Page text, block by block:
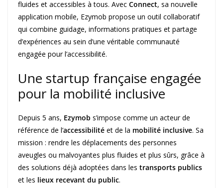
fluides et accessibles à tous. Avec Connect, sa nouvelle
application mobile, Ezymob propose un outil collaboratif
qui combine guidage, informations pratiques et partage
d’expériences au sein d’une véritable communauté
engagée pour l’accessibilité.
Une startup française engagée
pour la mobilité inclusive
Depuis 5 ans, Ezymob s’impose comme un acteur de
référence de l’accessibilité et de la mobilité inclusive. Sa
mission : rendre les déplacements des personnes
aveugles ou malvoyantes plus fluides et plus sûrs, grâce à
des solutions déjà adoptées dans les transports publics
et les lieux recevant du public.